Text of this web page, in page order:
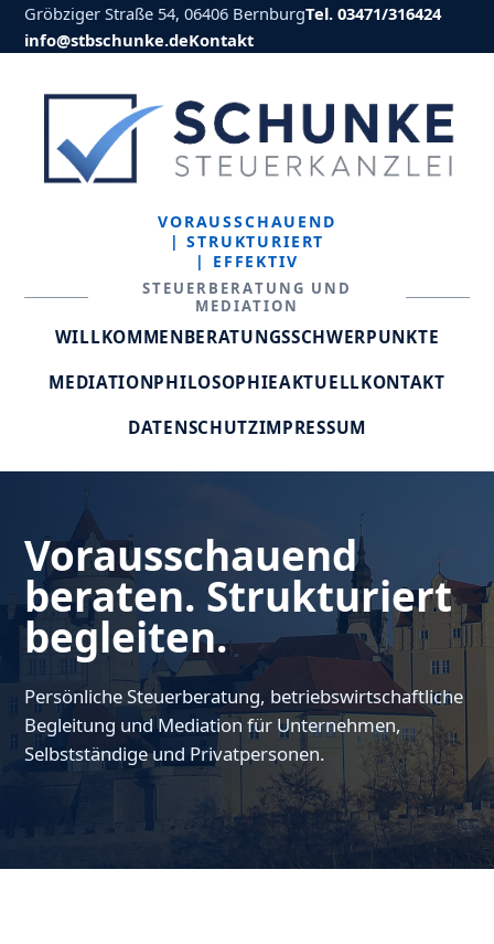
Gröbziger Straße 54, 06406 BernburgTel. 03471/316424
info@stbschunke.deKontakt
VORAUSSCHAUEND
| STRUKTURIERT
| EFFEKTIV
STEUERBERATUNG UND
MEDIATION
WILLKOMMENBERATUNGSSCHWERPUNKTE
MEDIATIONPHILOSOPHIEAKTUELLKONTAKT
DATENSCHUTZIMPRESSUM
Vorausschauend
beraten. Strukturiert
begleiten.
Persönliche Steuerberatung, betriebswirtschaftliche
Begleitung und Mediation für Unternehmen,
Selbstständige und Privatpersonen.